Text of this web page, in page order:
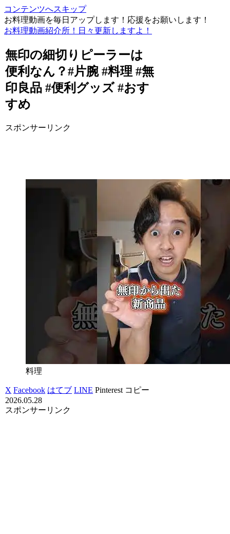
コンテンツへスキップ
お料理動画を毎日アップします！応援をお願いします！
お料理動画紹介所！日々更新しますよ！
無印の細切りピーラーは
便利なん？#片腕 #料理 #無
印良品 #便利グッズ #おす
すめ
スポンサーリンク
料理
X Facebook はてブ LINE Pinterest コピー
2026.05.28
スポンサーリンク